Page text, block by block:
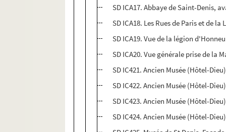
SD ICA17. Abbaye de Saint-Denis,
SD ICA18. Les Rues de Paris et de
SD ICA19. Vue de la légion
SD ICA20. Vue générale prise de la
SD IC421. Ancien Musée (Hôtel-Dieu)
SD IC422. Ancien Musée (Hôtel-Dieu)
SD IC423. Ancien Musée (Hôtel-Dieu)
SD IC424. Ancien Musée (Hôtel-Dieu)